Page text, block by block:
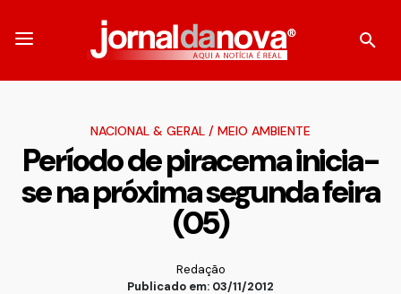
NACIONAL & GERAL / MEIO AMBIENTE
Período de piracema inicia-
se na próxima segunda feira
(05)
Redação
Publicado em: 03/11/2012